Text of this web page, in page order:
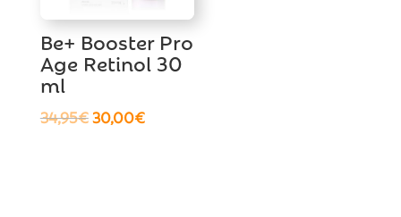
Be+ Booster Pro
Age Retinol 30
ml
34,95€ El
30,00€El